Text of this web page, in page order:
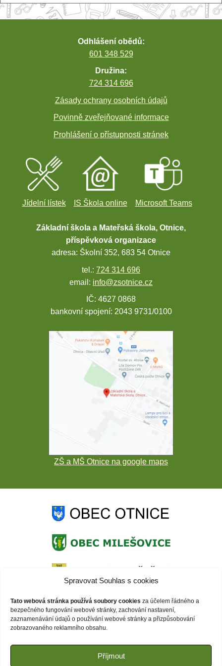
Spravovat Souhlas s cookies
Tato webová stránka používá soubory cookies za účelem řádného a
bezpečného fungování webové stránky, zachování nastavení,
zaznamenávání údajů o používání webové stránky a přizpůsobování
zobrazovaného reklamního obsahu.
Příjmout
Odhlášení obědů:
601 348 529
Družina:
724 314 696
Zásady ochrany osobních údajů
Povinně zveřejňované informace
Prohlášení o přístupnosti stránek
Jídelní lístek IS Škola online Microsoft Teams
Základní škola a Mateřská škola, Otnice,
příspěvková organizace
adresa: Školní 352, 683 54 Otnice
tel.: 724 314 696
email: info@zsotnice.cz
IČ: 4627 0868
bankovní spojení: 2043 9731/0100
ZŠ a MŠ Otnice na google maps